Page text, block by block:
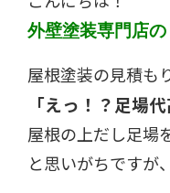
外壁塗装専門店
屋根塗装の見積も
「えっ！？足場
屋根の上だし足場
と思いがちですが、